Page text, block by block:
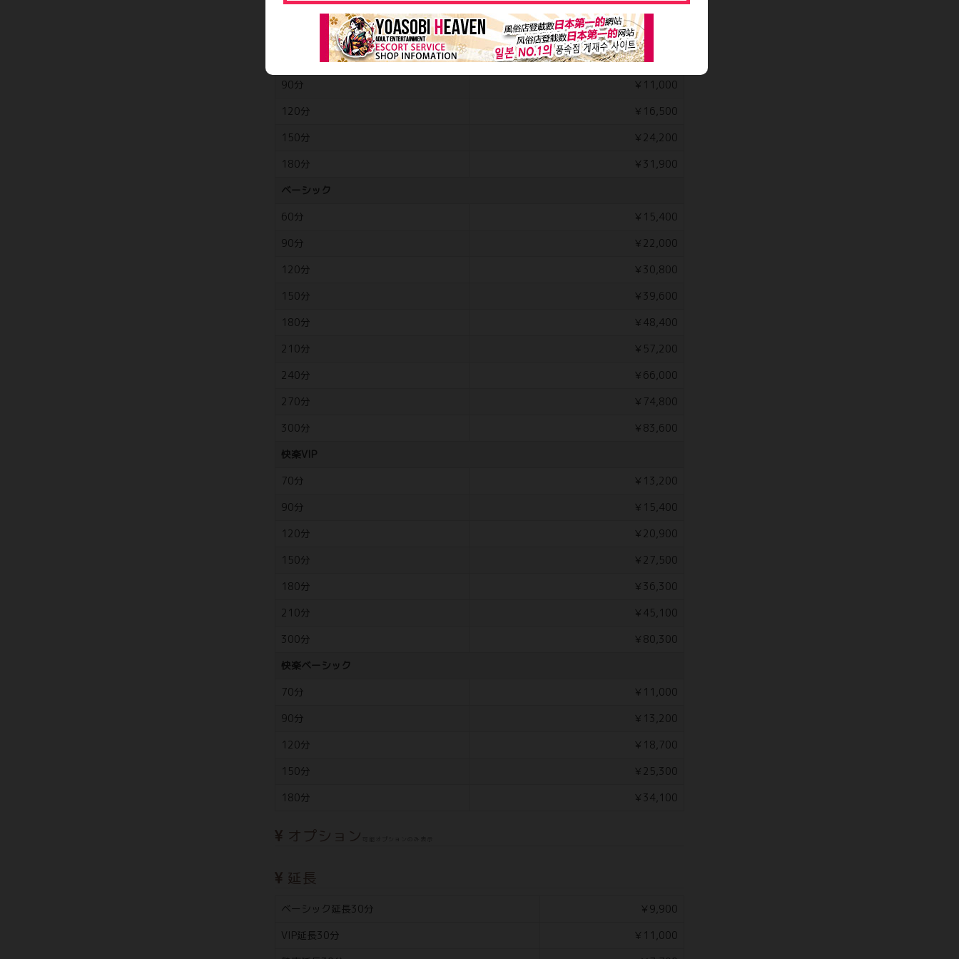
300分
￥64,900
￥8,800
90分
￥11,000
120分
￥16,500
150分
￥24,200
180分
￥31,900
ベーシック
60分
￥15,400
90分
￥22,000
120分
￥30,800
150分
￥39,600
180分
￥48,400
210分
￥57,200
240分
￥66,000
270分
￥74,800
300分
￥83,600
快楽VIP
70分
￥13,200
90分
￥15,400
120分
￥20,900
150分
￥27,500
180分
￥36,300
210分
￥45,100
300分
￥80,300
快楽ベーシック
70分
￥11,000
90分
￥13,200
120分
￥18,700
150分
￥25,300
180分
￥34,100
オプション
延長
ベーシック延長30分
￥9,900
VIP延長30分
￥11,000